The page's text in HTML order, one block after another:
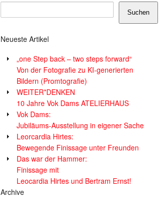
Suchen
Neueste Artikel
„one Step back – two steps forward“
Von der Fotografie zu KI-generierten
Bildern (Promtografie)
WEITER*DENKEN
10 Jahre Vok Dams ATELIERHAUS
Vok Dams:
Jubiläums-Ausstellung in eigener Sache
Leorcardia Hirtes:
Bewegende Finissage unter Freunden
Das war der Hammer:
Finissage mit
Leocardia Hirtes und Bertram Ernst!
Archive